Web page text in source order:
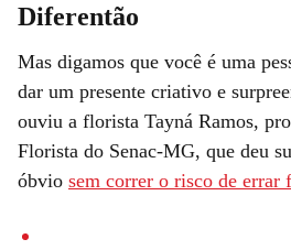
Diferentão
Mas digamos que você é uma
dar um presente criativo e
ouviu a florista Tayná Ramos,
Florista do Senac-MG, que deu
óbvio sem correr o risco de errar